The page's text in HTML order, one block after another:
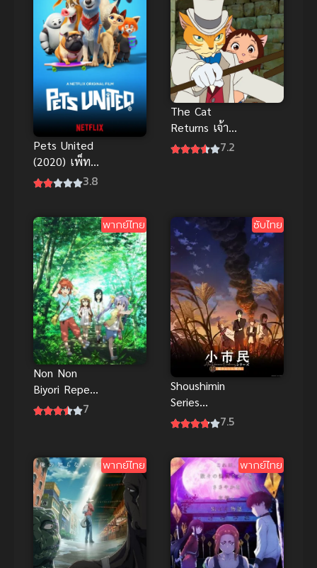
Pets United
(2020) เพ็ทส์
ยูไนเต็ด พากย์
3.8
The Cat
Returns เจ้า
แมว ยอด 7.2
พากย์ไทย
Non Non
Biyori Repeat
(2015) สาวใส
7
ซับไทย
Shoushimin
Series
Season 2 โช
ธรรมดา ภาค
2
7.5
พากย์ไทย พากย์ไทย